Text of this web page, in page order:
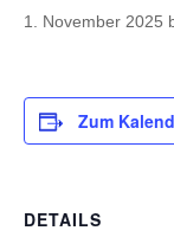
1. November 2025
Zum
DETAILS